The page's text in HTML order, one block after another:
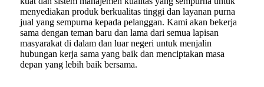
menyediakan produk berkualitas tinggi dan layanan purna
jual yang sempurna kepada pelanggan. Kami akan bekerja
sama dengan teman baru dan lama dari semua lapisan
masyarakat di dalam dan luar negeri untuk menjalin
hubungan kerja sama yang baik dan menciptakan masa
depan yang lebih baik bersama.